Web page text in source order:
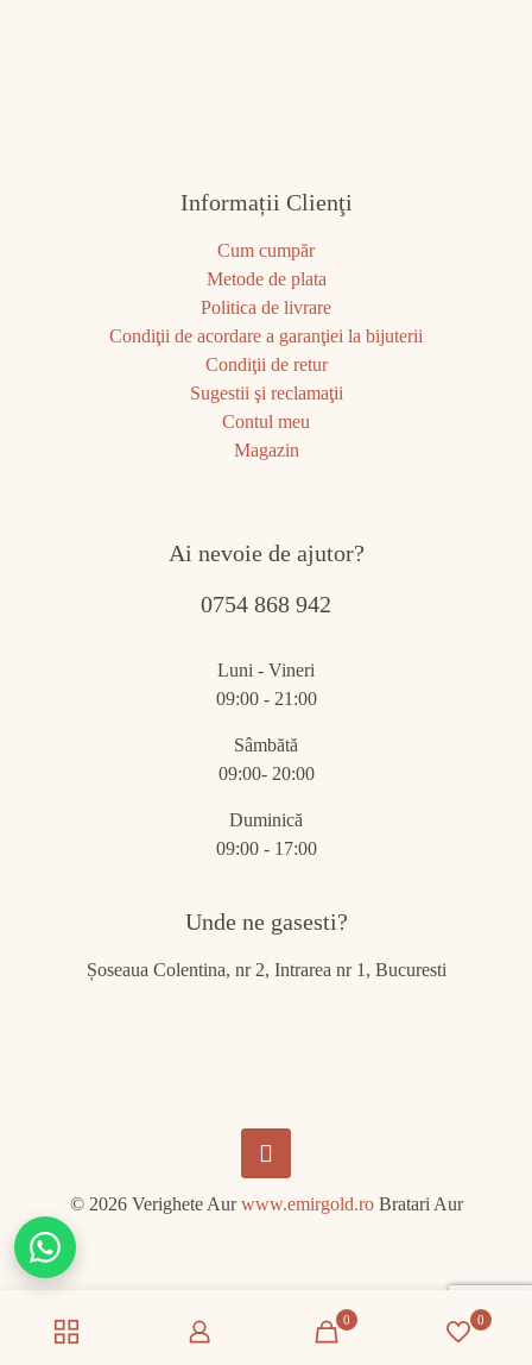
Informații Clienţi
Cum cumpăr
Metode de plata
Politica de livrare
Condiţii de acordare a garanţiei la bijuterii
Condiţii de retur
Sugestii şi reclamaţii
Contul meu
Magazin
Ai nevoie de ajutor?
0754 868 942
Luni - Vineri
09:00 - 21:00
Sâmbătă
09:00- 20:00
Duminică
09:00 - 17:00
Unde ne gasesti?
Șoseaua Colentina, nr 2, Intrarea nr 1, Bucuresti
© 2026 Verighete Aurwww.emirgold.roBratari Aur
0 0
Chat
on
WhatsApp